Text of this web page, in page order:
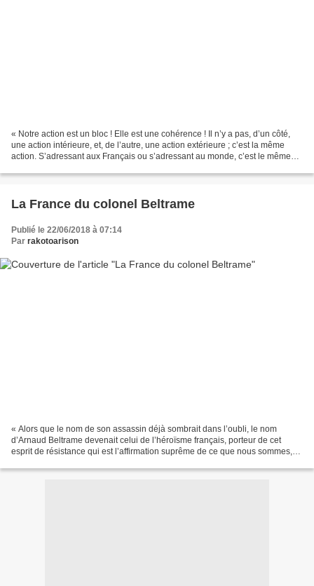
« Notre action est un bloc ! Elle est une cohérence ! Il n’y a pas, d’un côté,
une action intérieure, et, de l’autre, une action extérieure ; c’est la même
action. S’adressant aux Français ou s’adressant au monde, c’est le même
La France du colonel Beltrame
Publié le 22/06/2018 à 07:14
Par rakotoarison
« Alors que le nom de son assassin déjà sombrait dans l’oubli, le nom
d’Arnaud Beltrame devenait celui de l’héroïsme français, porteur de cet
esprit de résistance qui est l’affirmation suprême de ce que nous sommes,